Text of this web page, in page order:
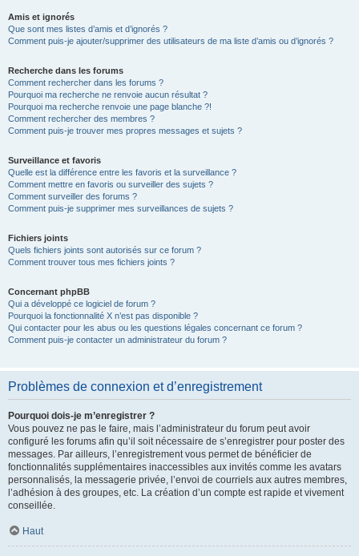
Amis et ignorés
Que sont mes listes d’amis et d’ignorés ?
Comment puis-je ajouter/supprimer des utilisateurs de ma liste d’amis ou d’ignorés ?
Recherche dans les forums
Comment rechercher dans les forums ?
Pourquoi ma recherche ne renvoie aucun résultat ?
Pourquoi ma recherche renvoie une page blanche ?!
Comment rechercher des membres ?
Comment puis-je trouver mes propres messages et sujets ?
Surveillance et favoris
Quelle est la différence entre les favoris et la surveillance ?
Comment mettre en favoris ou surveiller des sujets ?
Comment surveiller des forums ?
Comment puis-je supprimer mes surveillances de sujets ?
Fichiers joints
Quels fichiers joints sont autorisés sur ce forum ?
Comment trouver tous mes fichiers joints ?
Concernant phpBB
Qui a développé ce logiciel de forum ?
Pourquoi la fonctionnalité X n’est pas disponible ?
Qui contacter pour les abus ou les questions légales concernant ce forum ?
Comment puis-je contacter un administrateur du forum ?
Problèmes de connexion et d’enregistrement
Pourquoi dois-je m’enregistrer ?
Vous pouvez ne pas le faire, mais l’administrateur du forum peut avoir
configuré les forums afin qu’il soit nécessaire de s’enregistrer pour poster des
messages. Par ailleurs, l’enregistrement vous permet de bénéficier de
fonctionnalités supplémentaires inaccessibles aux invités comme les avatars
personnalisés, la messagerie privée, l’envoi de courriels aux autres membres,
l’adhésion à des groupes, etc. La création d’un compte est rapide et vivement
conseillée.
Haut